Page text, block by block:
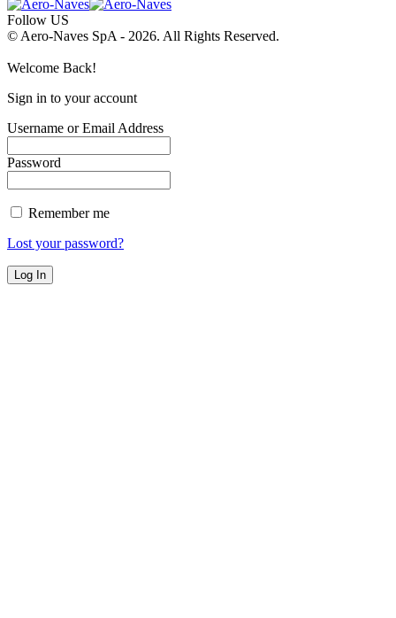
Follow US
© Aero-Naves SpA - 2026. All Rights Reserved.
Welcome Back!
Sign in to your account
Username or Email Address
Password
Remember me
Lost your password?